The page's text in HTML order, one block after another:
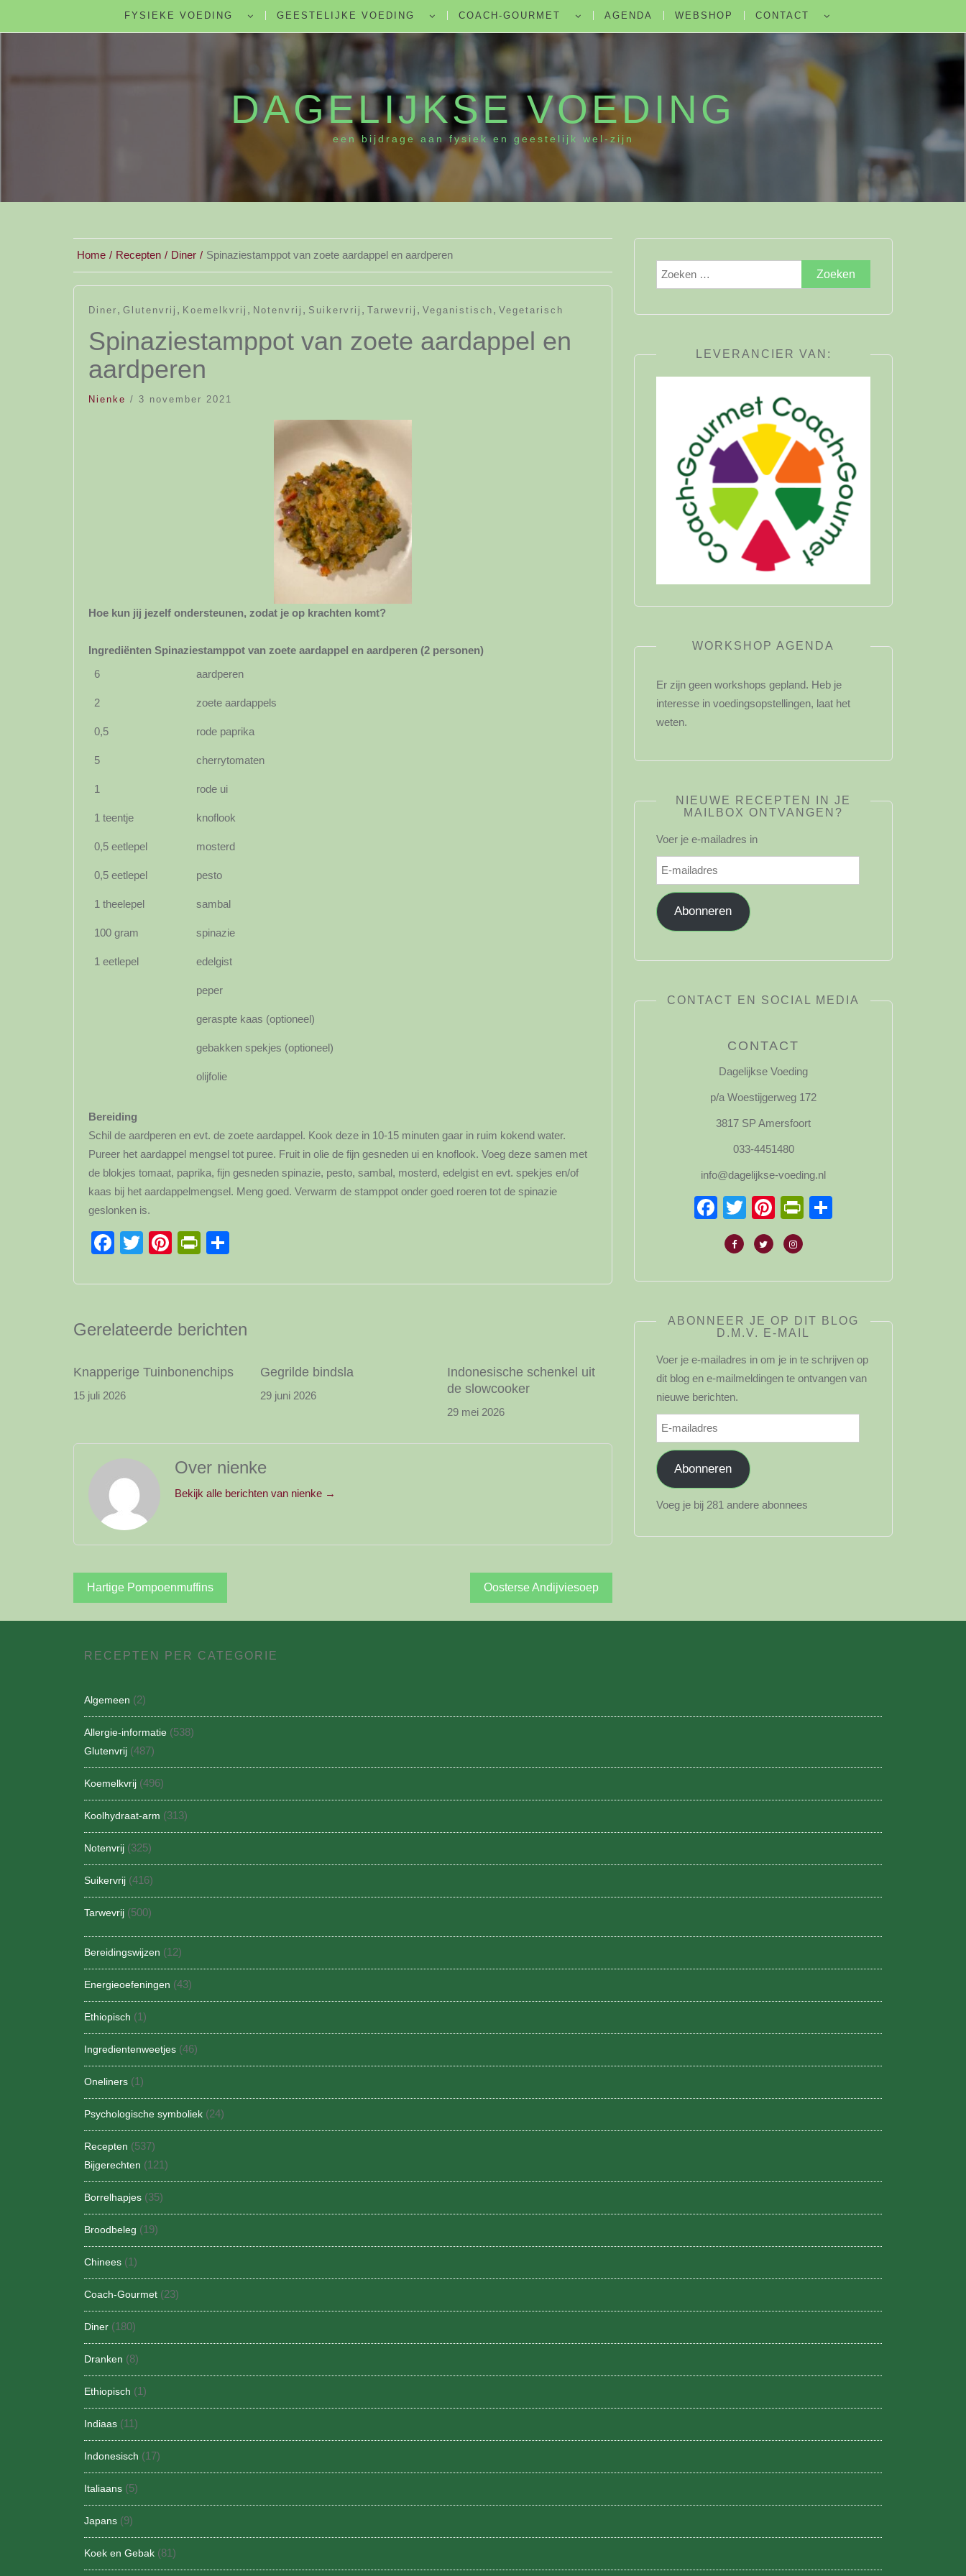
FYSIEKE VOEDING GEESTELIJKE VOEDING COACH-GOURMET AGENDA WEBSHOP CONTACT
DAGELIJKSE VOEDING
een bijdrage aan fysiek en geestelijk wel-zijn
Home Recepten Diner Spinaziestamppot van zoete aardappel en aardperen
Diner , Glutenvrij , Koemelkvrij , Notenvrij , Suikervrij , Tarwevrij , Veganistisch , Vegetarisch
Spinaziestamppot van zoete aardappel en
aardperen
Nienke / 3 november 2021
Hoe kun jij jezelf ondersteunen, zodat je op krachten komt?
Ingrediënten Spinaziestamppot van zoete aardappel en aardperen (2 personen)
6
aardperen
2 zoete aardappels
0,5 rode paprika
5 cherrytomaten
1 rode ui
1 teentje knoflook
0,5 eetlepel mosterd
0,5 eetlepel pesto
1 theelepel sambal
100 gram spinazie
1 eetlepel edelgist
peper
geraspte kaas (optioneel)
gebakken spekjes (optioneel)
olijfolie
Bereiding
Schil de aardperen en evt. de zoete aardappel. Kook deze in 10-15 minuten gaar in ruim kokend water.
Pureer het aardappel mengsel tot puree. Fruit in olie de fijn gesneden ui en knoflook. Voeg deze samen met
de blokjes tomaat, paprika, fijn gesneden spinazie, pesto, sambal, mosterd, edelgist en evt. spekjes en/of
kaas bij het aardappelmengsel. Meng goed. Verwarm de stamppot onder goed roeren tot de spinazie
geslonken is.
Facebook
TwitterPinterest
PrintFriendly
Gerelateerde berichten
Knapperige Tuinbonenchips
15 juli 2026
Gegrilde bindsla
29 juni 2026
Indonesische schenkel uit
de slowcooker
29 mei 2026
Over nienke
Bekijk alle berichten van nienke →
Bericht
navigatie
Hartige Pompoenmuffins Oosterse Andijviesoep
Zoeken
naar:
LEVERANCIER VAN:
WORKSHOP AGENDA
Er zijn geen workshops gepland. Heb je
interesse in voedingsopstellingen, laat het
weten.
NIEUWE RECEPTEN IN JE
MAILBOX ONTVANGEN?
Voer je e-mailadres in
E-
mailadres
Abonneren
CONTACT EN SOCIAL MEDIA
CONTACT
Dagelijkse Voeding
p/a Woestijgerweg 172
3817 SP Amersfoort
033-4451480
info@dagelijkse-voeding.nl
Facebook
TwitterPinterest
PrintFriendly
ABONNEER JE OP DIT BLOG
D.M.V. E-MAIL
Voer je e-mailadres in om je in te schrijven op
dit blog en e-mailmeldingen te ontvangen van
nieuwe berichten.
E-
mailadres
Abonneren
Voeg je bij 281 andere abonnees
RECEPTEN PER CATEGORIE
Algemeen (2)
Allergie-informatie (538)
Glutenvrij (487)
Koemelkvrij (496)
Koolhydraat-arm (313)
Notenvrij (325)
Suikervrij (416)
Tarwevrij (500)
Bereidingswijzen (12)
Energieoefeningen (43)
Ethiopisch (1)
Ingredientenweetjes (46)
Oneliners (1)
Psychologische symboliek (24)
Recepten (537)
Bijgerechten (121)
Borrelhapjes (35)
Broodbeleg (19)
Chinees (1)
Coach-Gourmet (23)
Diner (180)
Dranken (8)
Ethiopisch (1)
Indiaas (11)
Indonesisch (17)
Italiaans (5)
Japans (9)
Koek en Gebak (81)